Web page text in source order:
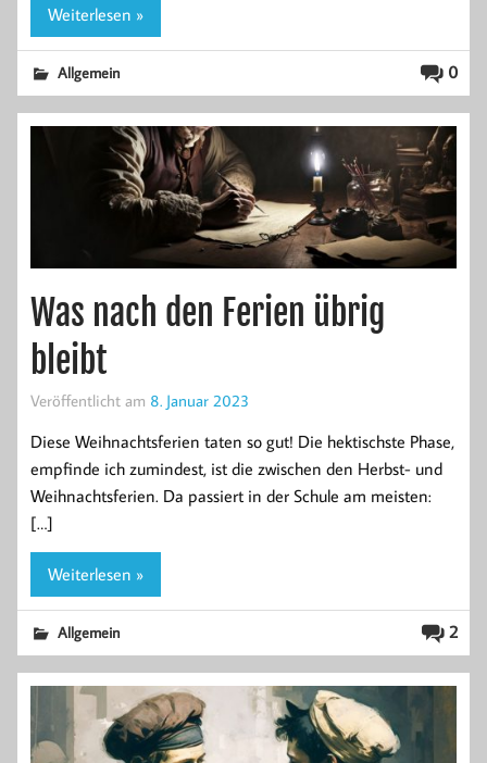
Weiterlesen »
0
Allgemein
Was nach den Ferien übrig
bleibt
Veröffentlicht am 8. Januar 2023
Diese Weihnachtsferien taten so gut! Die hektischste Phase,
empfinde ich zumindest, ist die zwischen den Herbst- und
Weihnachtsferien. Da passiert in der Schule am meisten:
[…]
Weiterlesen »
2
Allgemein